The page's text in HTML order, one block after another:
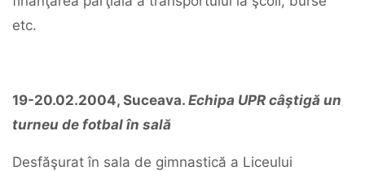
etc.
19-20.02.2004, Suceava. Echipa UPR câştigă un
turneu de fotbal în sală
Desfăşurat în sala de gimnastică a Liceului